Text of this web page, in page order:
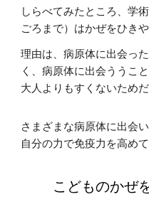
しらべてみたところ、学
ごろまで）はかぜをひき
理由は、病原体に出会っ
く、病原体に出会ううこ
大人よりもすくないため
さまざまな病原体に出会
自分の力で免疫力を高め
こどものかぜ